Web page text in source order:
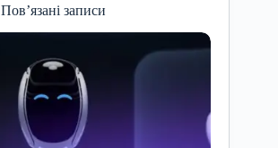
Пов’язані записи